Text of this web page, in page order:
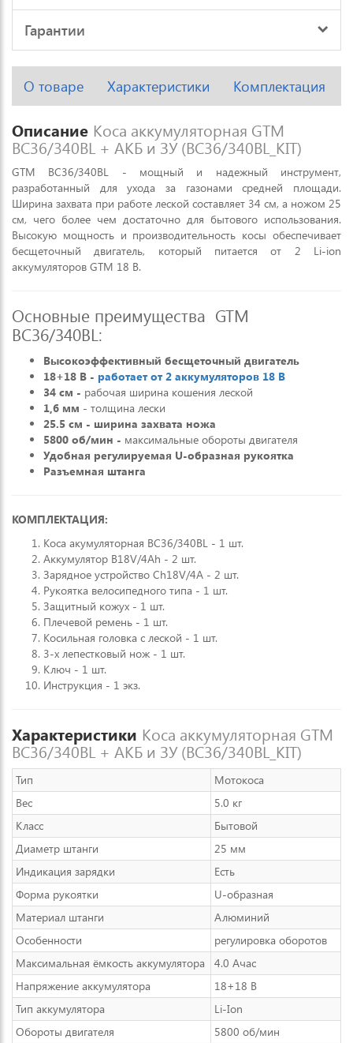
Гарантии
О товаре Характеристики Комплектация
Описание Коса аккумуляторная GTM
BC36/340BL + АКБ и ЗУ (BC36/340BL_KIT)
GTM BC36/340BL - мощный и надежный инструмент,
разработанный для ухода за газонами средней площади.
Ширина захвата при работе леской составляет 34 см, а ножом 25
см, чего более чем достаточно для бытового использования.
Высокую мощность и производительность косы обеспечивает
бесщеточный двигатель, который питается от 2 Li-ion
аккумуляторов GTM 18 В.
Основные преимущества GTM
BC36/340BL:
Высокоэффективный бесщеточный двигатель
18+18 В - работает от 2 аккумуляторов 18 В
34 см - рабочая ширина кошения леской
1,6 мм - толщина лески
25.5 см - ширина захвата ножа
5800 об/мин - максимальные обороты двигателя
Удобная регулируемая U-образная рукоятка
Разъемная штанга
КОМПЛЕКТАЦИЯ:
Коса акумуляторная BC36/340BL - 1 шт.
Аккумулятор B18V/4Ah - 2 шт.
Зарядное устройство Ch18V/4A - 2 шт.
Рукоятка велосипедного типа - 1 шт.
Защитный кожух - 1 шт.
Плечевой ремень - 1 шт.
Косильная головка с леской - 1 шт.
3-х лепестковый нож - 1 шт.
Ключ - 1 шт.
Инструкция - 1 экз.
Характеристики Коса аккумуляторная GTM
BC36/340BL + АКБ и ЗУ (BC36/340BL_KIT)
Тип
Мотокоса
Вес
5.0 кг
Класс
Бытовой
Диаметр штанги
25 мм
Индикация зарядки
Есть
Форма рукоятки
U-образная
Материал штанги
Алюминий
Особенности
регулировка оборотов
Максимальная ёмкость аккумулятора
4.0 Ачас
Напряжение аккумулятора
18+18 В
Тип аккумулятора
Li-Ion
Обороты двигателя
5800 об/мин